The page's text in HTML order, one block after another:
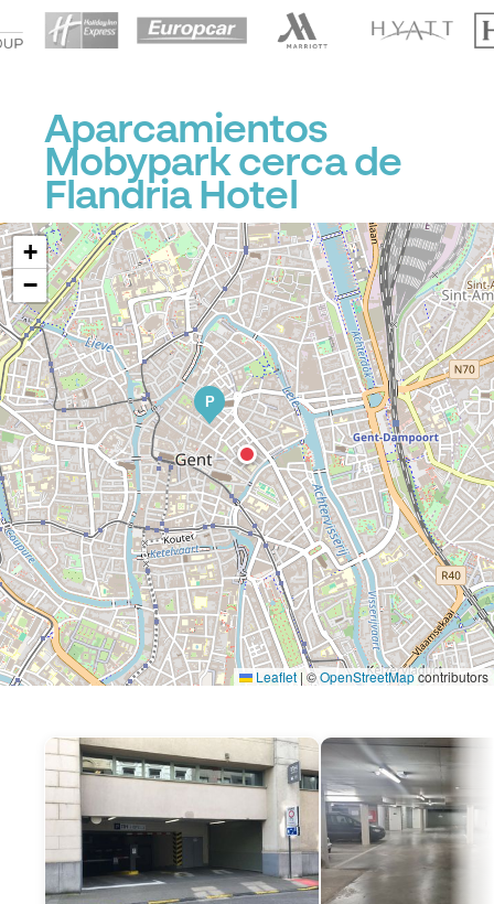
Aparcamientos
Mobypark cerca de
Flandria Hotel
P
P
+
−
Leaflet | ©OpenStreetMapcontributors